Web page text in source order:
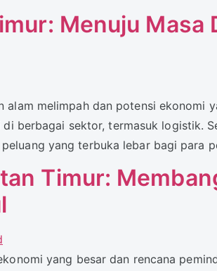
Menuju Masa
alam melimpah dan potensi ekonomi
berbagai sektor, termasuk logistik.
yang terbuka lebar bagi para
Timur:
yang besar dan rencana